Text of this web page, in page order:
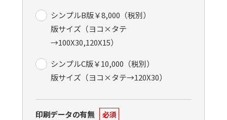
シンプルB版￥8,000（税別）
版サイズ（ヨコ×タテ
→100X30,120X15）
シンプルC版￥10,000（税別）
版サイズ（ヨコ×タテ→120X30）
印刷データの有無 必須